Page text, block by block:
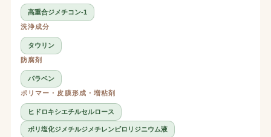
高重合ジメチコン-1
洗浄成分
タウリン
防腐剤
パラベン
ポリマー・皮膜形成・増粘剤
ヒドロキシエチルセルロース
ポリ塩化ジメチルジメチレンピロリジニウム液